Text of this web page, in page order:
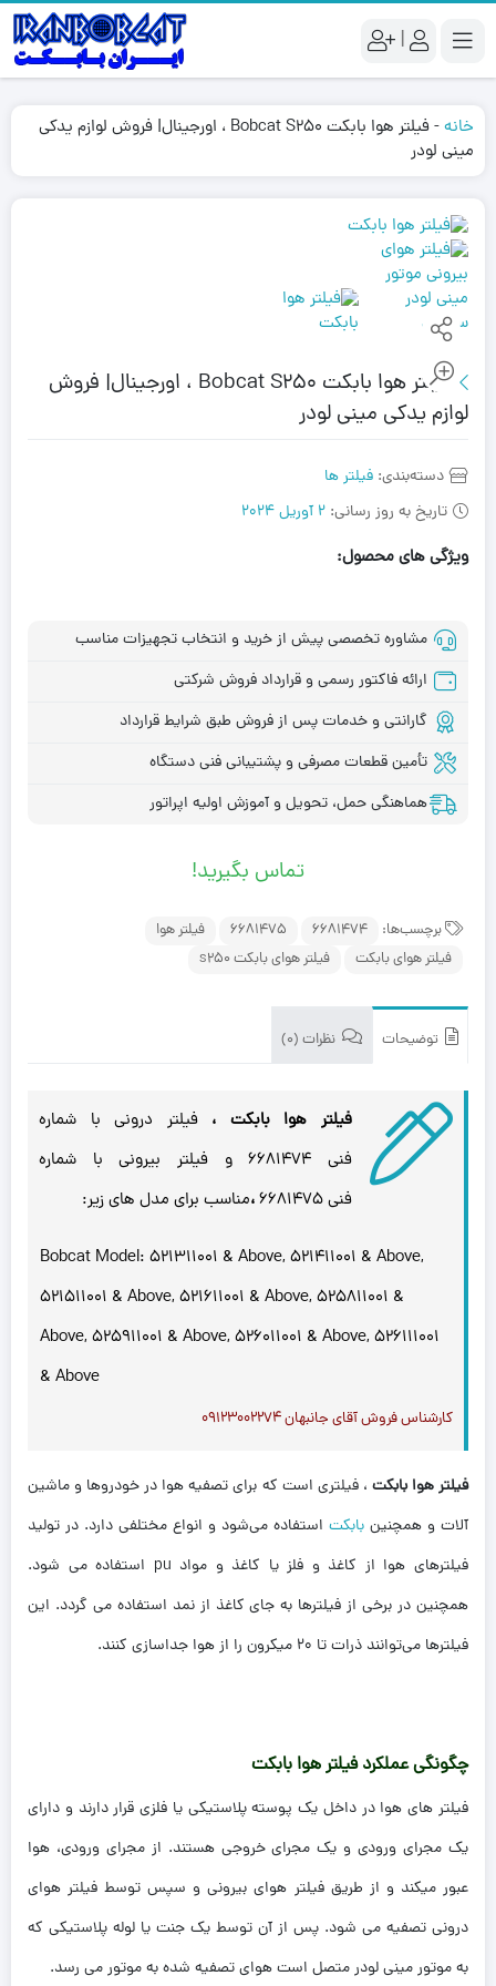
|
خانه-
فیلتر هوا بابکت Bobcat S250 ، اورجینال| فروش لوازم یدکی
مینی لودر
فیلتر هوا بابکت Bobcat S250 ، اورجینال| فروش
لوازم یدکی مینی لودر
دسته‌بندی: فیلتر ها
تاریخ به روز رسانی: 2 آوریل 2024
ویژگی های محصول:
مشاوره تخصصی پیش از خرید و انتخاب تجهیزات مناسب
ارائه فاکتور رسمی و قرارداد فروش شرکتی
گارانتی و خدمات پس از فروش طبق شرایط قرارداد
تأمین قطعات مصرفی و پشتیبانی فنی دستگاه
هماهنگی حمل، تحویل و آموزش اولیه اپراتور
تماس بگیرید!
برچسب‌ها: 6681474
6681475
فیلتر هوا
فیلتر هوای بابکت
فیلتر هوای بابکت s250
توضیحات نظرات (0)
فیلتر هوا بابکت ،فیلتر درونی با شماره
فنی 6681474 و فیلتر بیرونی با شماره
فنی 6681475
،مناسب برای مدل های زیر:
Bobcat Model: 521311001 & Above, 521411001 & Above,
521511001 & Above, 521611001 & Above, 525811001 &
Above, 525911001 & Above, 526011001 & Above, 526111001
& Above
کارشناس فروش آقای جانبهان ۰۹۱۲۳۰۰۲۲۷۴
فیلتر هوا بابکت ، فیلتری است که برای تصفیه هوا در خودروها و ماشین
آلات و همچنین بابکت استفاده می‌شود و انواع مختلفی دارد. در تولید
فیلترهای هوا از کاغذ و فلز یا کاغذ و مواد pu استفاده می‌ شود.
همچنین در برخی از فیلترها به جای کاغذ از نمد استفاده می گردد. این
فیلترها می‌توانند ذرات تا ۲۰ میکرون را از هوا جداسازی کنند.
چگونگی عملکرد فیلتر هوا بابکت
فیلتر های هوا در داخل یک پوسته پلاستیکی یا فلزی قرار دارند و دارای
یک مجرای ورودی و یک مجرای خروجی هستند. از مجرای ورودی، هوا
عبور میکند و از طریق فیلتر هوای بیرونی و سپس توسط فیلتر هوای
درونی تصفیه می شود. پس از آن توسط یک جنت یا لوله پلاستیکی که
به موتور مینی لودر متصل است هوای تصفیه شده به موتور می رسد.